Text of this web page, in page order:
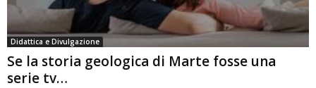
Didattica e Divulgazione
Se la storia geologica di Marte fosse una
serie tv…